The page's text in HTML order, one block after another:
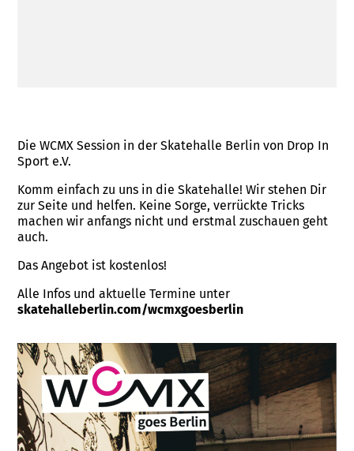
Die WCMX Session in der Skatehalle Berlin von Drop In
Sport e.V.
Komm einfach zu uns in die Skatehalle! Wir stehen Dir
zur Seite und helfen. Keine Sorge, verrückte Tricks
machen wir anfangs nicht und erstmal zuschauen geht
auch.
Das Angebot ist kostenlos!
Alle Infos und aktuelle Termine unter
skatehalleberlin.com/wcmxgoesberlin